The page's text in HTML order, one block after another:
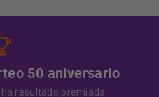
50 aniversario
resultado premiada